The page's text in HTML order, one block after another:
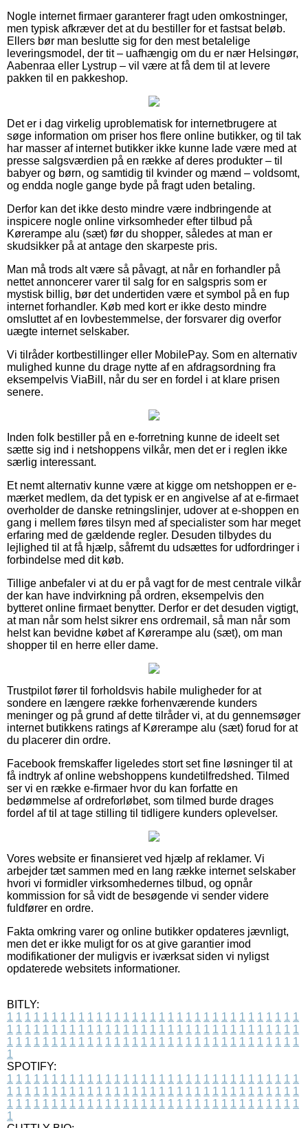
Nogle internet firmaer garanterer fragt uden omkostninger,
men typisk afkræver det at du bestiller for et fastsat beløb.
Ellers bør man beslutte sig for den mest betalelige
leveringsmodel, der tit – uafhængig om du er nær Helsingør,
Aabenraa eller Lystrup – vil være at få dem til at levere
pakken til en pakkeshop.
Det er i dag virkelig uproblematisk for internetbrugere at
søge information om priser hos flere online butikker, og til tak
har masser af internet butikker ikke kunne lade være med at
presse salgsværdien på en række af deres produkter – til
babyer og børn, og samtidig til kvinder og mænd – voldsomt,
og endda nogle gange byde på fragt uden betaling.
Derfor kan det ikke desto mindre være indbringende at
inspicere nogle online virksomheder efter tilbud på
Kørerampe alu (sæt) før du shopper, således at man er
skudsikker på at antage den skarpeste pris.
Man må trods alt være så påvagt, at når en forhandler på
nettet annoncerer varer til salg for en salgspris som er
mystisk billig, bør det undertiden være et symbol på en fup
internet forhandler. Køb med kort er ikke desto mindre
omsluttet af en lovbestemmelse, der forsvarer dig overfor
uægte internet selskaber.
Vi tilråder kortbestillinger eller MobilePay. Som en alternativ
mulighed kunne du drage nytte af en afdragsordning fra
eksempelvis ViaBill, når du ser en fordel i at klare prisen
senere.
Inden folk bestiller på en e-forretning kunne de ideelt set
sætte sig ind i netshoppens vilkår, men det er i reglen ikke
særlig interessant.
Et nemt alternativ kunne være at kigge om netshoppen er e-
mærket medlem, da det typisk er en angivelse af at e-firmaet
overholder de danske retningslinjer, udover at e-shoppen en
gang i mellem føres tilsyn med af specialister som har meget
erfaring med de gældende regler. Desuden tilbydes du
lejlighed til at få hjælp, såfremt du udsættes for udfordringer i
forbindelse med dit køb.
Tillige anbefaler vi at du er på vagt for de mest centrale vilkår
der kan have indvirkning på ordren, eksempelvis den
bytteret online firmaet benytter. Derfor er det desuden vigtigt,
at man når som helst sikrer ens ordremail, så man når som
helst kan bevidne købet af Kørerampe alu (sæt), om man
shopper til en herre eller dame.
Trustpilot fører til forholdsvis habile muligheder for at
sondere en længere række forhenværende kunders
meninger og på grund af dette tilråder vi, at du gennemsøger
internet butikkens ratings af Kørerampe alu (sæt) forud for at
du placerer din ordre.
Facebook fremskaffer ligeledes stort set fine løsninger til at
få indtryk af online webshoppens kundetilfredshed. Tilmed
ser vi en række e-firmaer hvor du kan forfatte en
bedømmelse af ordreforløbet, som tilmed burde drages
fordel af til at tage stilling til tidligere kunders oplevelser.
Vores website er finansieret ved hjælp af reklamer. Vi
arbejder tæt sammen med en lang række internet selskaber
hvori vi formidler virksomhedernes tilbud, og opnår
kommission for så vidt de besøgende vi sender videre
fuldfører en ordre.
Fakta omkring varer og online butikker opdateres jævnligt,
men det er ikke muligt for os at give garantier imod
modifikationer der muligvis er iværksat siden vi nyligst
opdaterede websitets informationer.
BITLY:
1 1 1 1 1 1 1 1 1 1 1 1 1 1 1 1 1 1 1 1 1 1 1 1 1 1 1 1 1 1 1 1 1
1 1 1 1 1 1 1 1 1 1 1 1 1 1 1 1 1 1 1 1 1 1 1 1 1 1 1 1 1 1 1 1 1
1 1 1 1 1 1 1 1 1 1 1 1 1 1 1 1 1 1 1 1 1 1 1 1 1 1 1 1 1 1 1 1 1
1
SPOTIFY:
1 1 1 1 1 1 1 1 1 1 1 1 1 1 1 1 1 1 1 1 1 1 1 1 1 1 1 1 1 1 1 1 1
1 1 1 1 1 1 1 1 1 1 1 1 1 1 1 1 1 1 1 1 1 1 1 1 1 1 1 1 1 1 1 1 1
1 1 1 1 1 1 1 1 1 1 1 1 1 1 1 1 1 1 1 1 1 1 1 1 1 1 1 1 1 1 1 1 1
1